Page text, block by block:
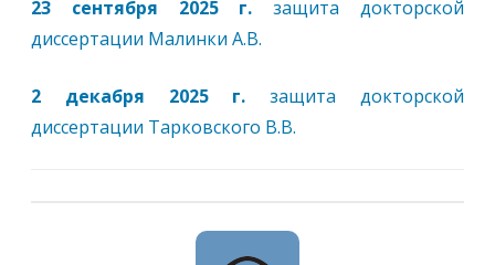
23 сентября 2025 г.защита докторской
диссертации Малинки А.В.
2 декабря 2025 г.защита докторской
диссертации Тарковского В.В.